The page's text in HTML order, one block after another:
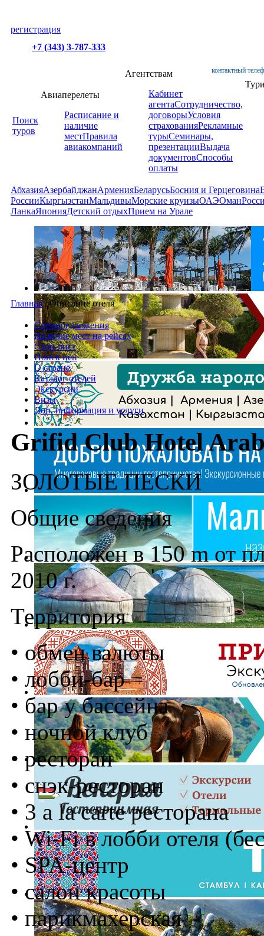
регистрация
+7 (343) 3-787-333
контактный
Поиск
туров
Авиаперелеты
Расписание и
наличие
местПравила
авиакомпаний
Агентствам
Кабинет
агентаСотрудничество,
договорыУсловия
страхованияРекламные
турыСеминары,
презентацииВыдача
документовСпособы
оплаты
АбхазияАзербайджанАрменияБеларусьБосния и Герцеговина
РоссииКыргызстанМальдивыМорские круизыОАЭОман
ЛанкаЯпонияДетский отдыхПрием на Урале
Главная /Описание отеля
Спецпредложения
Наличие мест на рейсах
Стоп-лист
Поиск цен
О стране
Каталог отелей
Экскурсии
Визы
Доп. информация и услуги
Grifid Club Hotel
ЗОЛОТЫЕ ПЕСКИ
Общие сведения
Расположен в 150 m от
2010 г.
Территория
• обмен валюты
• лобби-бар
• бар у бассейна
• ночной клуб
• ресторан
• снэк-ресторан
• 3 a la carte ресторана
• Wi-Fi в лобби отеля
• SPA-центр
• салон красоты
• парикмахерская